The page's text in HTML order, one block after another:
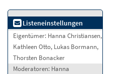
Listeneinstellungen
Eigentümer: Hanna Christiansen,
Kathleen Otto, Lukas Bormann,
Thorsten Bonacker
Moderatoren: Hanna